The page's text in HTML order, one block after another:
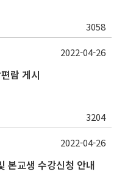
3058
람 게시
3204
2022-04-26
본교생 수강신청 안내
2022-04-26